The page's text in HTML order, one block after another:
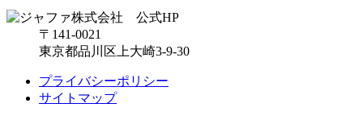
〒141-0021
東京都品川区上大崎3-9-30
プライバシーポリシー
サイトマップ